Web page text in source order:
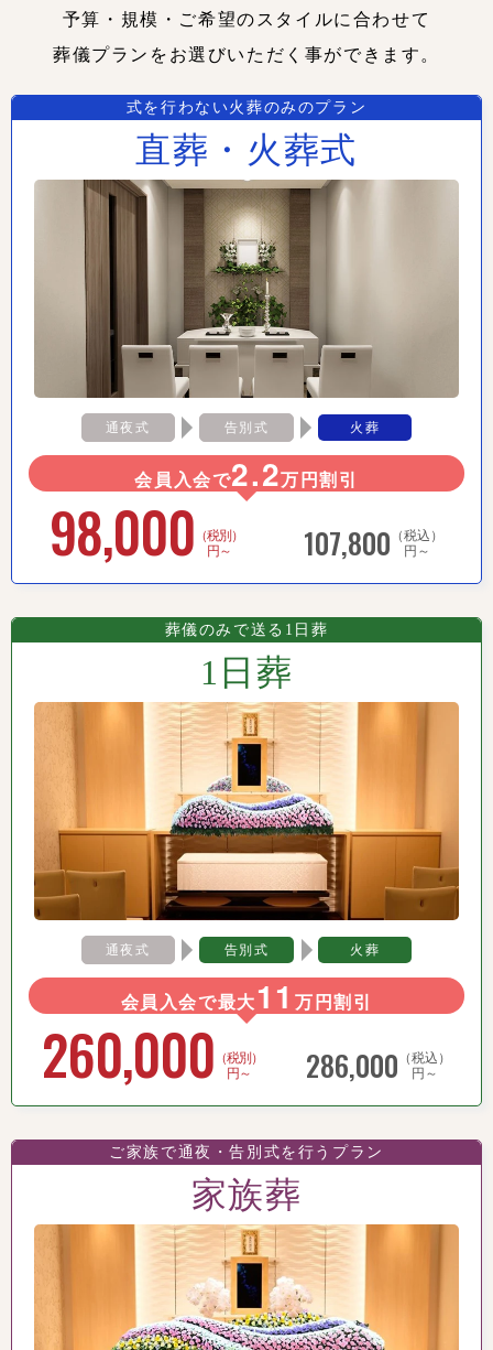
予算・規模・ご希望のスタイルに合わせて
葬儀プランをお選びいただく事ができます。
式を行わない火葬のみのプラン
直葬・火葬式
通夜式 告別式 火葬
会員入会で2.2万円割引
98,000 （税別）
円～
107,800 （税込）
円～
葬儀のみで送る1日葬
1日葬
通夜式 告別式 火葬
会員入会で最大11 万円割引
260,000 （税別）
円～
286,000 （税込）
円～
ご家族で通夜・告別式を行うプラン
家族葬